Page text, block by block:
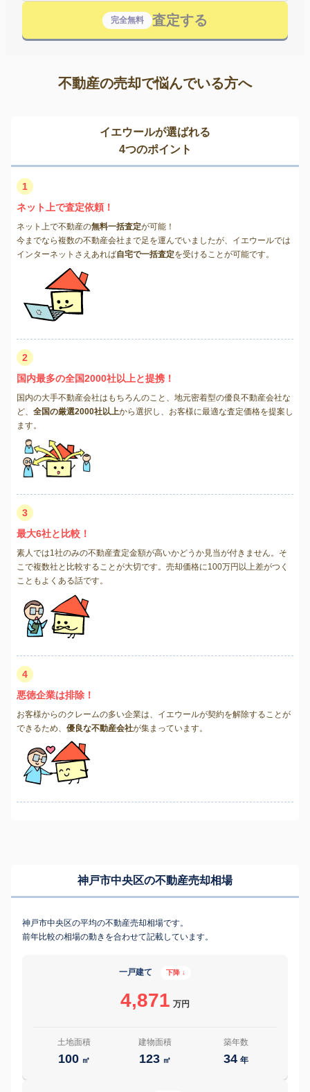
完全無料 査定する
不動産の売却で悩んでいる方へ
イエウールが選ばれる
4つのポイント
1
ネット上で査定依頼！
ネット上で不動産の無料一括査定が可能！
今までなら複数の不動産会社まで足を運んでいましたが、イエウールでは
インターネットさえあれば自宅で一括査定を受けることが可能です。
2
国内最多の全国2000社以上と提携！
国内の大手不動産会社はもちろんのこと、地元密着型の優良不動産会社な
ど、 全国の厳選2000社以上から選択し、お客様に最適な査定価格を提案し
ます。
3
最大6社と比較！
素人では1社のみの不動産査定金額が高いかどうか見当が付きません。そ
こで複数社と比較することが大切です。売却価格に100万円以上差がつく
こともよくある話です。
4
悪徳企業は排除！
お客様からのクレームの多い企業は、イエウールが契約を解除することが
できるため、 優良な不動産会社が集まっています。
神戸市中央区の不動産売却相場
神戸市中央区の平均の不動産売却相場です。
前年比較の相場の動きを合わせて記載しています。
一戸建て 下降 ↓
4,871 万円
土地面積
100 ㎡
建物面積
123 ㎡
築年数
34 年